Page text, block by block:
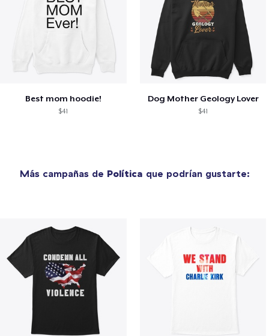
Best mom hoodie!
$41
Dog Mother Geology Lover
$41
Más campañas de Política que podrían gustarte: